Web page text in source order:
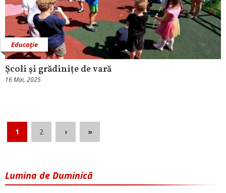
Educaţie
Şcoli şi grădiniţe de vară
16 Mai, 2025
1 2 › »
Lumina de Duminică